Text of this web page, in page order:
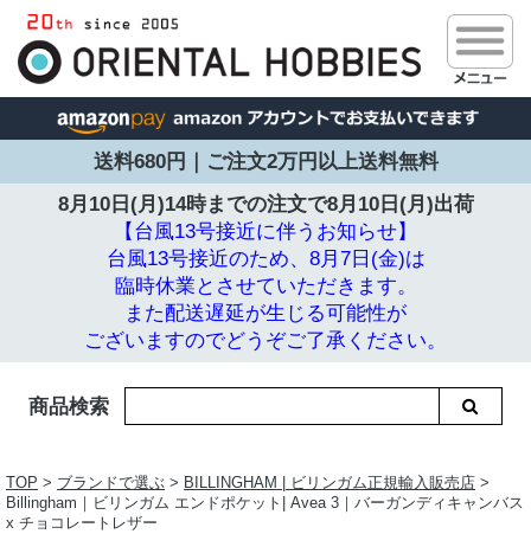
送料680円｜ご注文2万円以上送料無料
8月10日(月)14時までの注文で8月10日(月)出荷
【台風13号接近に伴うお知らせ】
台風13号接近のため、8月7日(金)は
臨時休業とさせていただきます。
また配送遅延が生じる可能性が
ございますのでどうぞご了承ください。
商品検索
TOP > ブランドで選ぶ > BILLINGHAM | ビリンガム正規輸入販売店 >
Billingham｜ビリンガム エンドポケット| Avea 3｜バーガンディキャンバス
x チョコレートレザー